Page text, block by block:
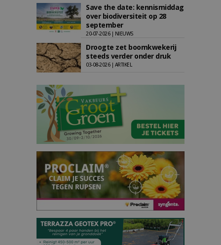
Save the date: kennismiddag
over biodiversiteit op 28
september
20-07-2026 | NIEUWS
Droogte zet boomkwekerij
steeds verder onder druk
03-08-2026 | ARTIKEL